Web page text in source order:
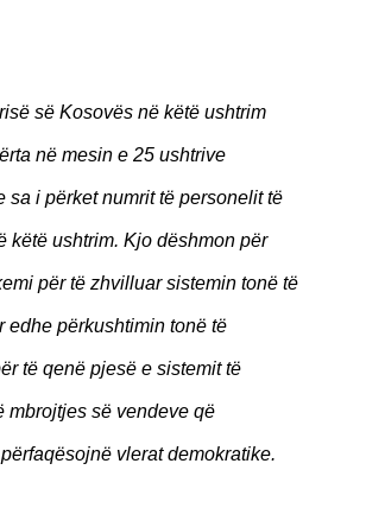
së Kosovës në këtë ushtrim
në mesin e 25 ushtrive
sa i përket numrit të personelit të
këtë ushtrim. Kjo dëshmon për
për të zhvilluar sistemin tonë të
edhe përkushtimin tonë të
të qenë pjesë e sistemit të
mbrojtjes së vendeve që
vlerat demokratike.